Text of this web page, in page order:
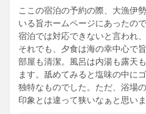
ここの宿泊の予約の際、大漁伊
いる旨ホームページにあったの
宿泊では対応できないと言われ
それでも、夕食は海の幸中心で
部屋も清潔。風呂は内湯も露天
ます。舐めてみると塩味の中に
独特なものでした。ただ、浴場
印象とは違って狭いなぁと思いま